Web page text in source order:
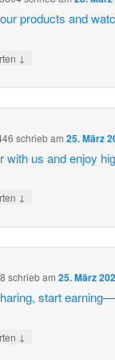
products and
↓
schriebam25. März
with us and enjoy
↓
schriebam25. März
start
↓